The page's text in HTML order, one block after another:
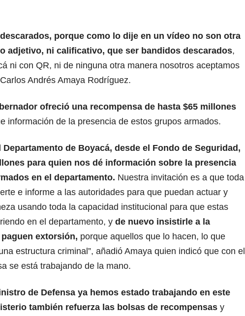
porque como lo dije en un vídeo no son otra
adjetivo, ni calificativo, que ser bandidos descarados,
ni con QR, ni de ninguna otra manera nosotros aceptamos
Andrés Amaya Rodríguez.
ofreció una recompensa de hasta $65 millones
información de la presencia de estos grupos armados.
de Boyacá, desde el Fondo de Seguridad,
para quien nos dé información sobre la presencia
en el departamento. Nuestra invitación es a que toda
e informe a las autoridades para que puedan actuar y
usando toda la capacidad institucional para que estas
en el departamento, y de nuevo insistirle a la
extorsión, porque aquellos que lo hacen, lo que
estructura criminal”, añadió Amaya quien indicó que con el
se está trabajando de la mano.
de Defensa ya hemos estado trabajando en este
también refuerza las bolsas de recompensas y